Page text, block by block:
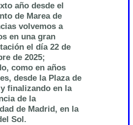
año desde el
de Marea de
volvemos a
en una gran
el día 22 de
de 2025;
como en años
desde la Plaza de
finalizando en la
de la
de Madrid, en la
Sol.